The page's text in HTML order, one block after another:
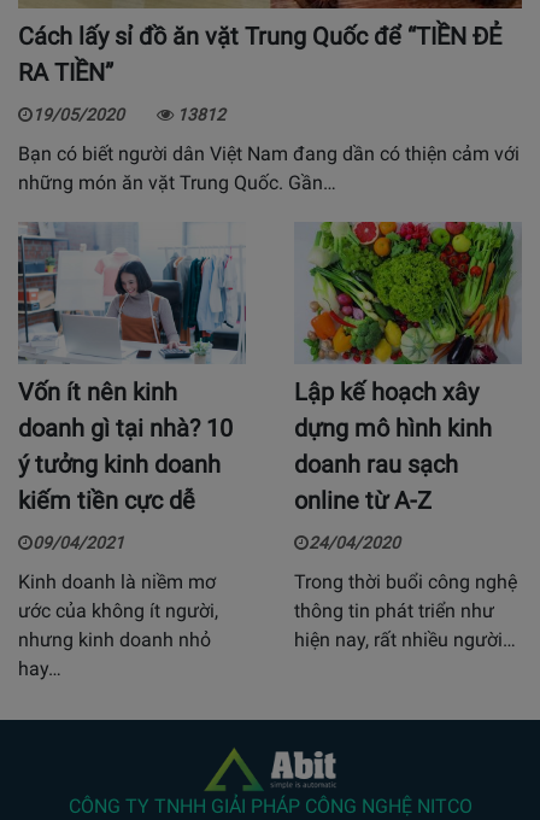
Cách lấy sỉ đồ ăn vặt Trung Quốc để “TIỀN ĐẺ
RA TIỀN”
19/05/2020 13812
Bạn có biết người dân Việt Nam đang dần có thiện cảm với
những món ăn vặt Trung Quốc. Gần…
Vốn ít nên kinh
doanh gì tại nhà? 10
ý tưởng kinh doanh
kiếm tiền cực dễ
09/04/2021
Kinh doanh là niềm mơ
ước của không ít người,
nhưng kinh doanh nhỏ
hay…
Lập kế hoạch xây
dựng mô hình kinh
doanh rau sạch
online từ A-Z
24/04/2020
Trong thời buổi công nghệ
thông tin phát triển như
hiện nay, rất nhiều người…
CÔNG TY TNHH GIẢI PHÁP CÔNG NGHỆ NITCO